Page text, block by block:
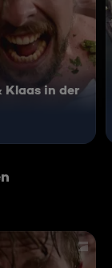
in der